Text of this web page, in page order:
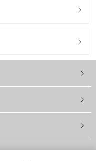




